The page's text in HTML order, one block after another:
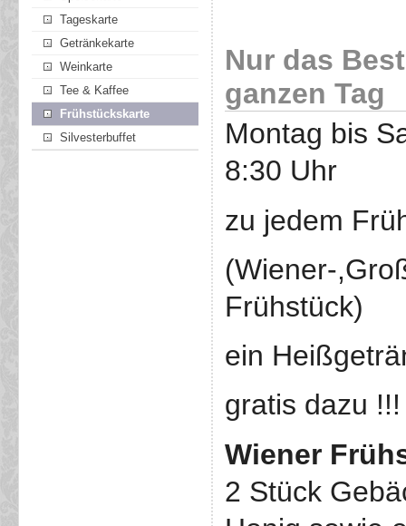
Tageskarte
Getränkekarte
Weinkarte
Tee & Kaffee
Frühstückskarte
Silvesterbuffet
Nur das
ganzen Tag
Montag bis
8:30 Uhr
zu jedem
(Wiener-
Frühstück)
ein
gratis dazu !!!
Wiener
2 Stück